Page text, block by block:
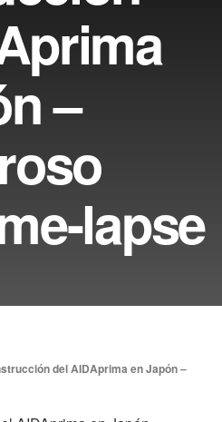
–
lapse
del AIDAprima en Japón –